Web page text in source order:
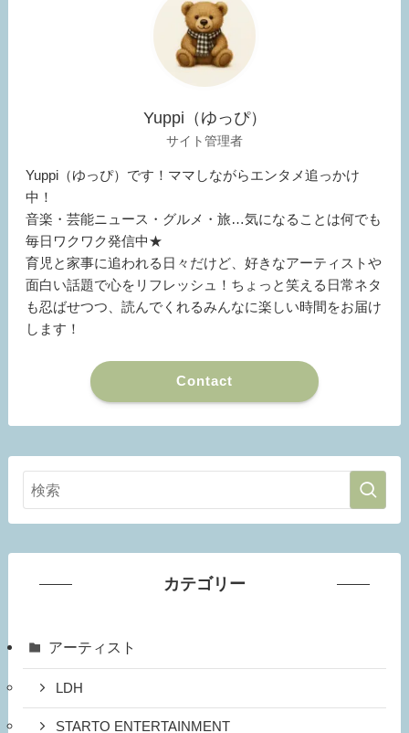
Yuppi（ゆっぴ）
サイト管理者
Yuppi（ゆっぴ）です！ママしながらエンタメ追っかけ
中！
音楽・芸能ニュース・グルメ・旅…気になることは何でも
毎日ワクワク発信中★
育児と家事に追われる日々だけど、好きなアーティストや
面白い話題で心をリフレッシュ！ちょっと笑える日常ネタ
も忍ばせつつ、読んでくれるみんなに楽しい時間をお届け
します！
Contact
カテゴリー
アーティスト
LDH
STARTO ENTERTAINMENT